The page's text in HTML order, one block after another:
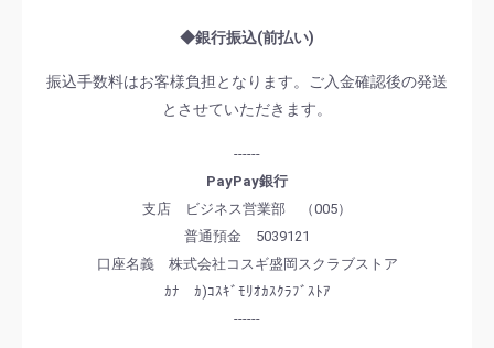
◆銀行振込(前払い)
振込手数料はお客様負担となります。ご入金確認後の発送
とさせていただきます。
------
PayPay銀行
支店 ビジネス営業部 （005）
普通預金 5039121
口座名義 株式会社コスギ盛岡スクラブストア
ｶﾅ ｶ)ｺｽｷﾞﾓﾘｵｶｽｸﾗﾌﾞｽﾄｱ
------